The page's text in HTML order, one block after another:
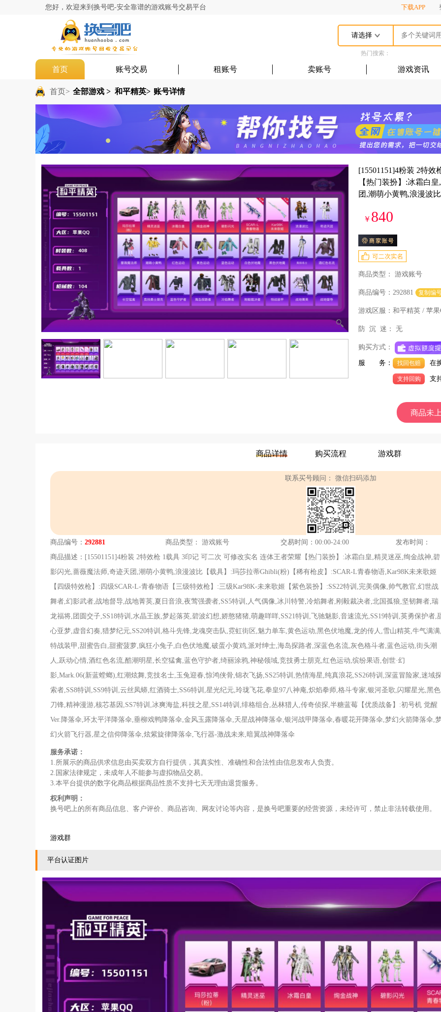
您好，欢迎来到换号吧-安全靠谱的游戏账号交易平台 下载APP
请选择
热门搜索：
首页 账号交易 租账号 卖账号 游戏资讯
首页> 全部游戏 > 和平精英> 账号详情
[15501151]4粉装 2特
【热门装扮】:冰霜白
团,潮萌小黄鸭,浪漫波
￥ 840
商品类型： 游戏账号
商品编号：292881 复制编
游戏区服： 和平精英 / 苹果
防 沉 迷： 无
购买方式：
服 务： 找回包赔 在
支持回购 支
商品未
商品详情 购买流程 游戏群
联系买号顾问： 微信扫码添加
商品编号： 292881 商品类型： 游戏账号 交易时间： 00:00-24:00
发布时间：
商品描述： [15501151]4粉装 2特效枪 1载具 3印记 可二次 可修改实名 连体王者荣耀【热门装扮】:冰霜白皇,精灵迷巫,绚金战神,碧
影闪光,蔷薇魔法师,奇迹天团,潮萌小黄鸭,浪漫波比【载具】:玛莎拉蒂Ghibli(粉)【稀有枪皮】:SCAR-L青春物语,Kar98K未来歌姬
【四级特效枪】:四级SCAR-L-青春物语【三级特效枪】:三级Kar98K-未来歌姬【紫色装扮】:SS22特训,完美偶像,帅气教官,幻世战
舞者,幻影武者,战地督导,战地菁英,夏日音浪,夜莺强袭者,SS5特训,人气偶像,冰川特警,冷焰舞者,刚毅裁决者,北国孤狼,坚韧舞者,瑞
龙福将,团圆交子,SS18特训,水晶王族,梦起落英,碧波幻想,娇憨猪猪,萌趣咩咩,SS21特训,飞驰魅影,音速流光,SS19特训,英勇保护者,
心亚梦,虚音幻奏,猎梦纪元,SS20特训,格斗先锋,龙魂突击队,霓虹街区,魅力单车,黄色运动,黑色伏地魔,龙的传人,雪山精英,牛气满
特战装甲,甜蜜告白,甜蜜菠萝,疯狂小兔子,白色伏地魔,破蛋小黄鸡,派对绅士,海岛探路者,深蓝色名流,灰色格斗者,蓝色运动,街头潮
人,跃动心情,酒红色名流,酷潮明星,长空猛禽,蓝色守护者,绮丽涂鸦,神秘领域,竞技勇士朋克,红色运动,缤纷果语,创世·幻
影,Mark.06(新蓝螳螂),红潮炫舞,竞技名士,玉兔迎春,惊鸿侠骨,锦衣飞扬,SS25特训,热情海星,纯真浪花,SS26特训,深蓝冒险家,迷域
索者,SS8特训,SS9特训,云丝凤蟒,红酒骑士,SS6特训,星光纪元,玲珑飞花,拳皇97八神庵,炽焰拳师,格斗专家,银河圣歌,闪耀星光,黑色
刀锋,精神漫游,核芯基因,SS7特训,冰爽海盐,科技之星,SS14特训,绯格组合,丛林猎人,传奇侦探,半糖蓝莓【优质战备】:初号机 觉醒
Ver.降落伞,环太平洋降落伞,垂柳戏鸭降落伞,金风玉露降落伞,天星战神降落伞,银河战甲降落伞,春暖花开降落伞,梦幻火箭降落伞,
幻火箭飞行器,星之信仰降落伞,炫紫旋律降落伞,飞行器-激战未来,暗翼战神降落伞
服务承诺：
1.所展示的商品供求信息由买卖双方自行提供，其真实性、准确性和合法性由信息发布人负责。
2.国家法律规定，未成年人不能参与虚拟物品交易。
3.本平台提供的数字化商品根据商品性质不支持七天无理由退货服务。
权利声明：
换号吧上的所有商品信息、客户评价、商品咨询、网友讨论等内容，是换号吧重要的经营资源，未经许可，禁止非法转载使用。
游戏群
平台认证图片